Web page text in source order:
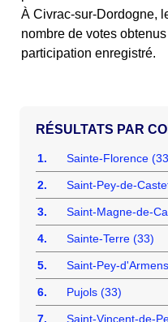
À Civrac-sur-Dordogne,
nombre de votes
participation enregistré.
1. Sainte-Florence
2. Saint-Pey-de-
3. Saint-Magne-de-
4. Sainte-Terre (33)
5. Saint-Pey-
6. Pujols (33)
7. Saint-Vincent-de-